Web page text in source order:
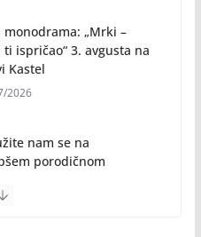
monodrama: „Mrki –
ti ispričao“ 3. avgusta na
Kastel
2026
nam se na
porodičnom
od 19.00 časova, u